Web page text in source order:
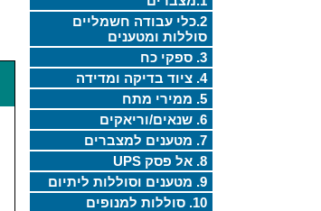
2.כלי עבודה חשמליים
סוללות ומטענים
3. ספקי כח
4. ציוד בדיקה ומדידה
5. ממירי מתח
6. שנאים/וריאקים
7. מטענים למצברים
8. אל פסק UPS
9. מטענים וסוללות ליתיום
10. סוללות למנופים